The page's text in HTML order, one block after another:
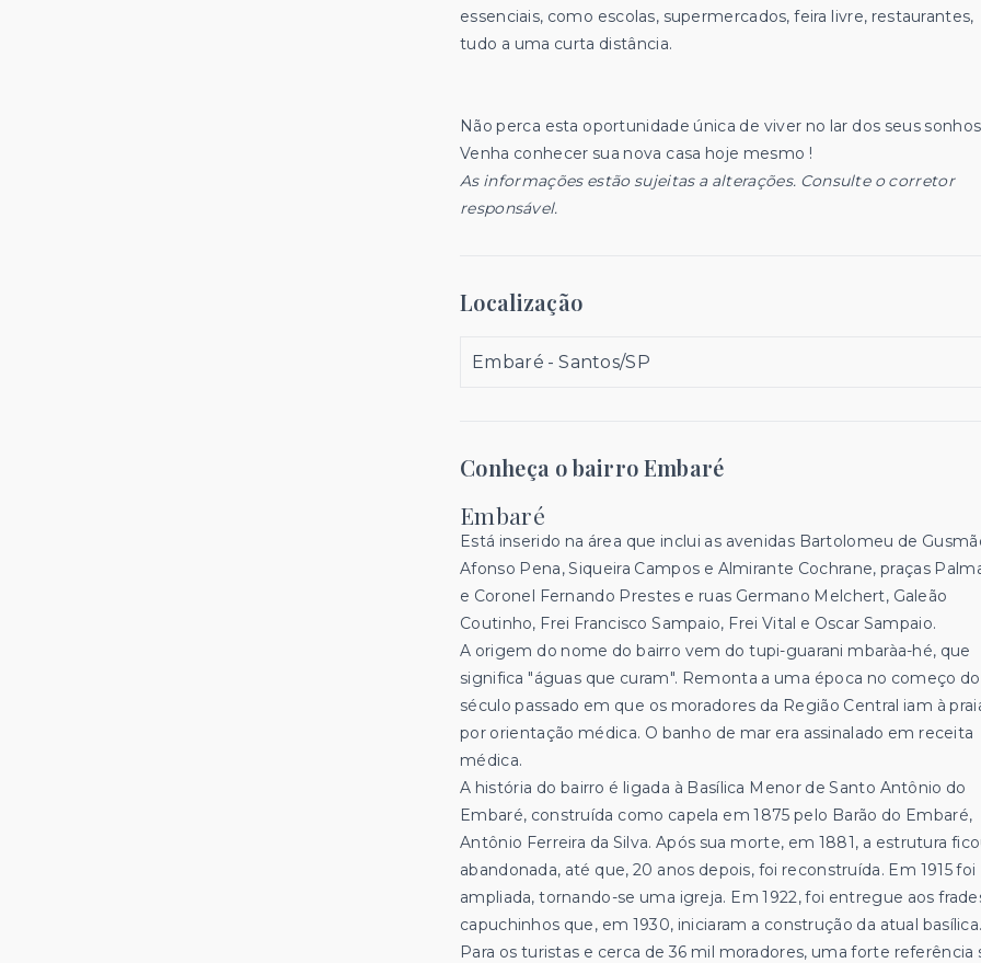
essenciais, como escolas, supermercados, feira livre, restaurantes,
tudo a uma curta distância.
Não perca esta oportunidade única de viver no lar dos seus
Venha conhecer sua nova casa hoje mesmo !
As informações estão sujeitas a alterações. Consulte o corretor
responsável.
Localização
Embaré - Santos/SP
Conheça o bairro Embaré
Embaré
Está inserido na área que inclui as avenidas Bartolomeu de
Afonso Pena, Siqueira Campos e Almirante Cochrane, praças
e Coronel Fernando Prestes e ruas Germano Melchert, Galeão
Coutinho, Frei Francisco Sampaio, Frei Vital e Oscar Sampaio.
A origem do nome do bairro vem do tupi-guarani mbaràa-hé, que
significa "águas que curam". Remonta a uma época no começo do
século passado em que os moradores da Região Central iam à
por orientação médica. O banho de mar era assinalado em receita
médica.
A história do bairro é ligada à Basílica Menor de Santo Antônio do
Embaré, construída como capela em 1875 pelo Barão do Embaré,
Antônio Ferreira da Silva. Após sua morte, em 1881, a estrutura
abandonada, até que, 20 anos depois, foi reconstruída. Em 1915 foi
ampliada, tornando-se uma igreja. Em 1922, foi entregue aos
capuchinhos que, em 1930, iniciaram a construção da atual basílica.
Para os turistas e cerca de 36 mil moradores, uma forte referência